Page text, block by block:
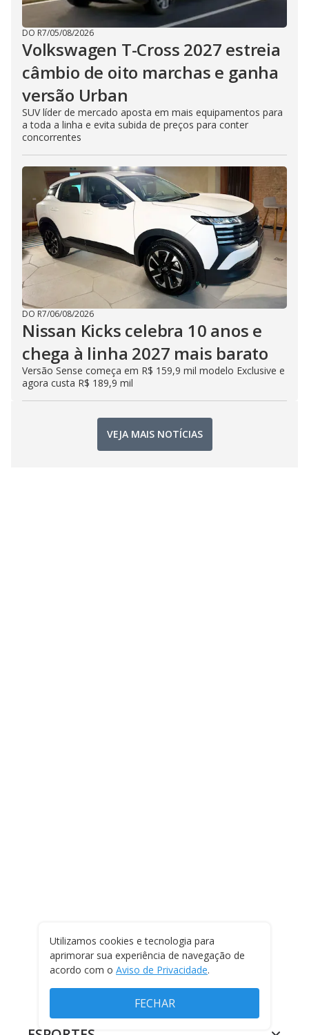
DO R7/05/08/2026
Volkswagen T-Cross 2027 estreia
câmbio de oito marchas e ganha
versão Urban
SUV líder de mercado aposta em mais equipamentos para
a toda a linha e evita subida de preços para conter
concorrentes
DO R7/06/08/2026
Nissan Kicks celebra 10 anos e
chega à linha 2027 mais barato
Versão Sense começa em R$ 159,9 mil modelo Exclusive e
agora custa R$ 189,9 mil
VEJA MAIS NOTÍCIAS
Utilizamos cookies e tecnologia para
aprimorar sua experiência de navegação de
acordo com o Aviso de Privacidade.
FECHAR